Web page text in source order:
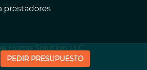
PEDIR PRESUPUESTO
prestadores
Home Solution LLC